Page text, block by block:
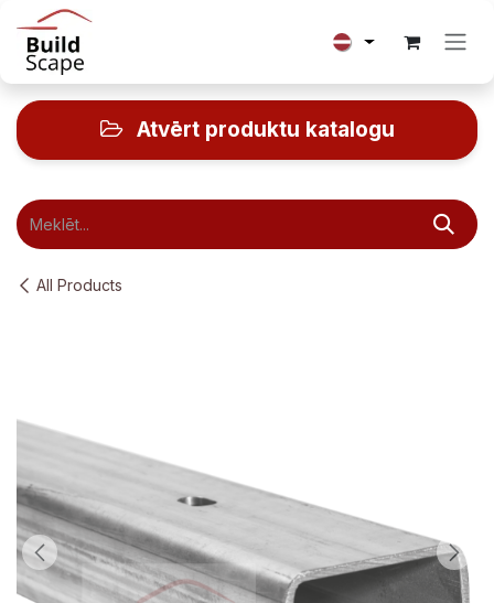
Skip to Content
Atvērt produktu katalogu
All Products